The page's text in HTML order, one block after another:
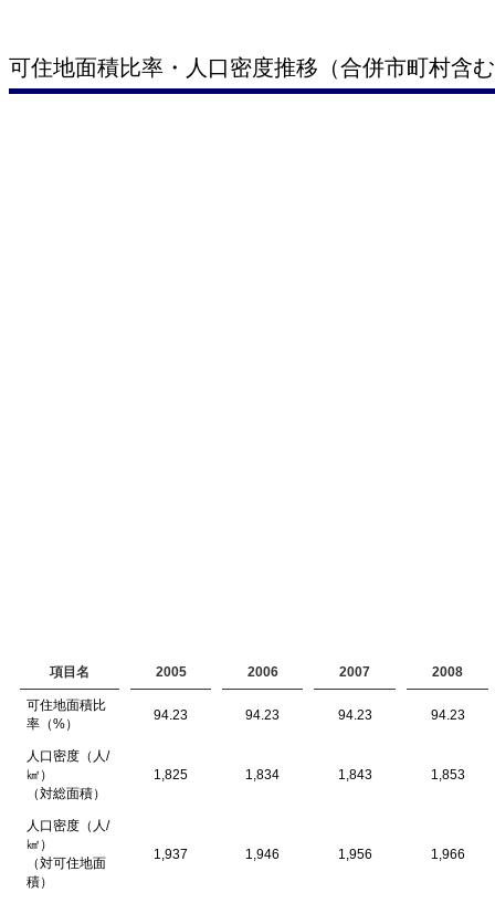
可住地面積比率・人口密度推移（合併市町村含
項目名 2005 2006 2007 2008
可住地面積比
率（%）
94.23 94.23 94.23 94.23
人口密度（人/
㎢）
（対総面積）
1,825 1,834 1,843 1,853
人口密度（人/
㎢）
（対可住地面
積）
1,937 1,946 1,956 1,966